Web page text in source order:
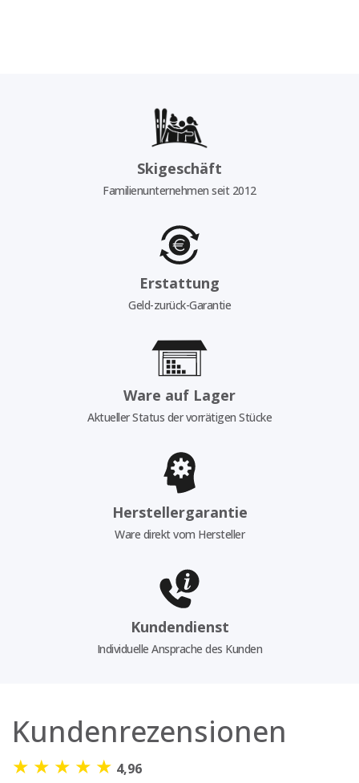
Skigeschäft
Familienunternehmen seit 2012
Erstattung
Geld-zurück-Garantie
Ware auf Lager
Aktueller Status der vorrätigen Stücke
Herstellergarantie
Ware direkt vom Hersteller
Kundendienst
Individuelle Ansprache des Kunden
Kundenrezensionen
★ ★ ★ ★ ★ 4,96